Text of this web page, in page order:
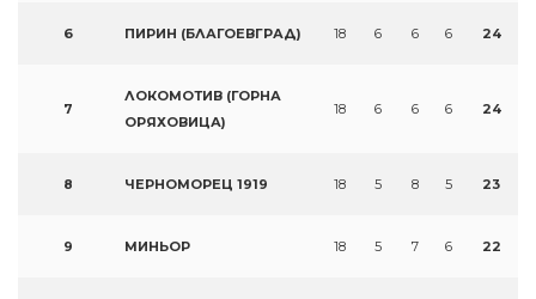
6 ПИРИН (БЛАГОЕВГРАД) 18 6 6 6 24
7
ЛОКОМОТИВ (ГОРНА
ОРЯХОВИЦА)
18 6 6 6 24
8 ЧЕРНОМОРЕЦ 1919 18 5 8 5 23
9 МИНЬОР 18 5 7 6 22